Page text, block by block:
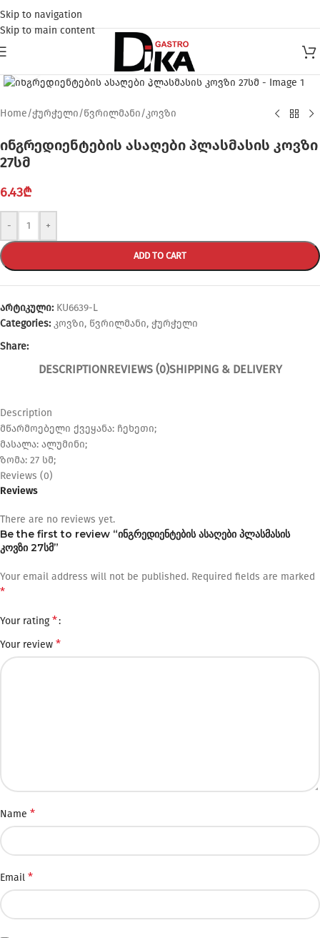
Skip to navigation
Skip to main content
Home/ჭურჭელი/წვრილმანი/კოვზი
ინგრედიენტების ასაღები პლასმასის კოვზი
27სმ
6.43₾
- +
ADD TO CART
არტიკული: KU6639-L
Categories: კოვზი, წვრილმანი, ჭურჭელი
Share:
DESCRIPTIONREVIEWS (0)SHIPPING & DELIVERY
Description
მწარმოებელი ქვეყანა: ჩეხეთი;
მასალა: ალუმინი;
ზომა: 27 სმ;
Reviews (0)
Reviews
There are no reviews yet.
Be the first to review “ინგრედიენტების ასაღები პლასმასის
კოვზი 27სმ”
Your email address will not be published. Required fields are marked
*
Your rating *
Your review *
Name *
Email *